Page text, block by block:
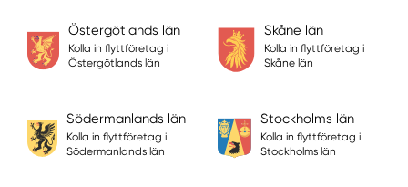
Östergötlands län
Kolla in flyttföretag i
Östergötlands län
Skåne län
Kolla in flyttföretag i
Skåne län
Södermanlands län
Kolla in flyttföretag i
Södermanlands län
Stockholms län
Kolla in flyttföretag i
Stockholms län